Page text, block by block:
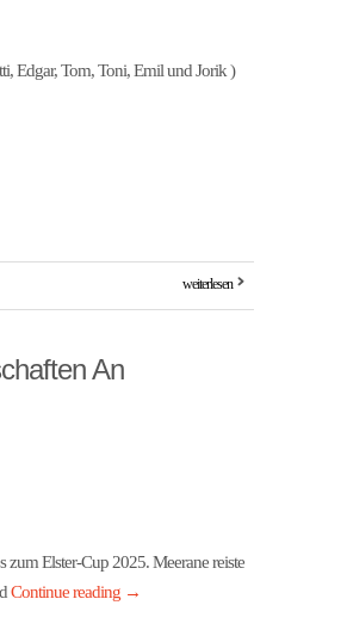
Edgar, Tom, Toni, Emil und Jorik )
weiterlesen
An
Elster-Cup 2025. Meerane reiste
Continue reading →